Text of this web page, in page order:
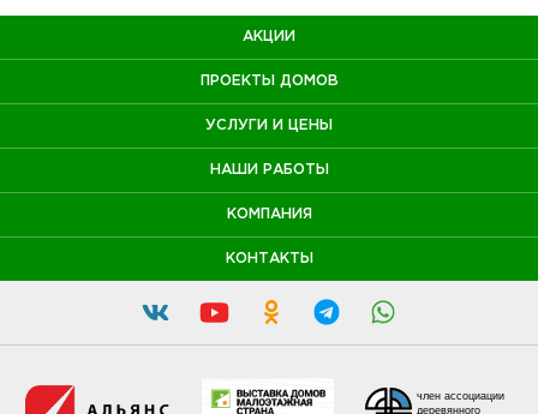
АКЦИИ
ПРОЕКТЫ ДОМОВ
УСЛУГИ И ЦЕНЫ
НАШИ РАБОТЫ
КОМПАНИЯ
КОНТАКТЫ
член ассоциации
деревянного